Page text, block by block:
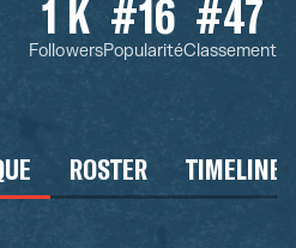
1 K
Followers
#16
Popularité
#47
Classement
ROSTER TIMELINE